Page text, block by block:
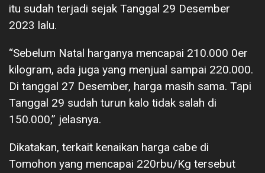
itu sudah terjadi sejak Tanggal 29 Desember
2023 lalu.
“Sebelum Natal harganya mencapai 210.000 0er
kilogram, ada juga yang menjual sampai 220.000.
Di tanggal 27 Desember, harga masih sama. Tapi
Tanggal 29 sudah turun kalo tidak salah di
150.000,” jelasnya.
Dikatakan, terkait kenaikan harga cabe di
Tomohon yang mencapai 220rbu/Kg tersebut